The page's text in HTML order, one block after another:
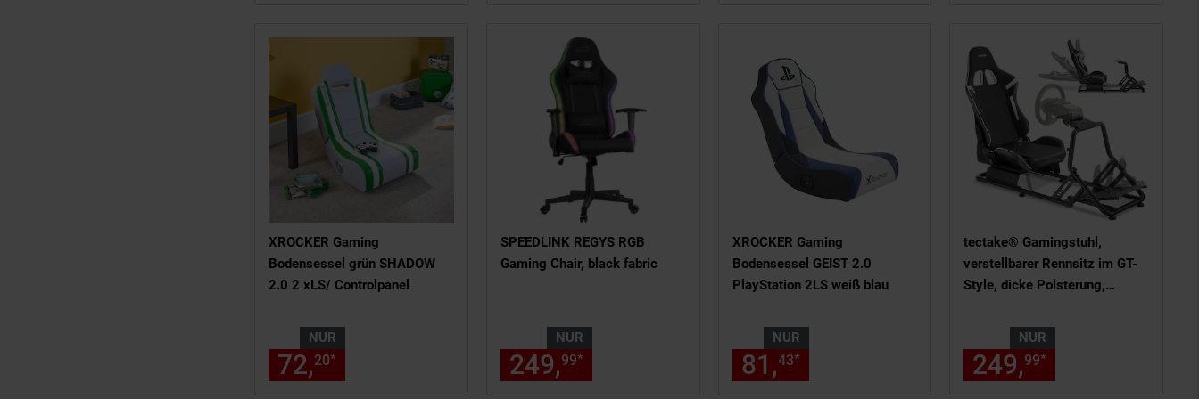
XROCKER Gaming
Bodensessel grün SHADOW
2.0 2 xLS/ Controlpanel
NUR
72,20* € Sternchen Fußnote, Details am Seitenende
SPEEDLINK REGYS RGB
Gaming Chair, black fabric
NUR
249,99* € Sternchen Fußnote, Details am
XROCKER Gaming
Bodensessel GEIST 2.0
PlayStation 2LS weiß blau
NUR
81,43* € Sternchen Fußnote,
tectake® Gamingstuhl,
verstellbarer Rennsitz im GT-
Style, dicke Polsterung,
Kunstlederbezug, variabel
montierbare Pedal- und
Lenkradplatte
NUR
249,99*